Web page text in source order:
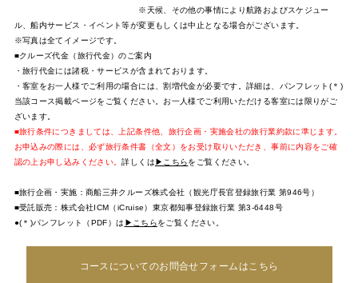
※天候、その他の事情により航路およびスケジュー
ル、船内サービス・イベント等が変更もしくは中止となる場合がございます。
※写真は全てイメージです。
■クルーズ代金（旅行代金）のご案内
・旅行代金には諸税・サービスが含まれております。
・客室をお一人様でご利用の場合には、割増代金が必要です。詳細は、パンフレット(＊)
当該コース掲載ページをご覧ください。お一人様でご利用いただける客室には限りがご
ざいます。
■旅行条件につきましては、上記条件他、旅行企画・実施会社の旅行業約款に準じます。
お申込みの際には、必ず旅行条件書（全文）をお受け取りいただき、事前に内容をご確
認の上お申し込みください。詳しくは▶こちらをご覧ください。
■旅行企画・実施：商船三井クルーズ株式会社（観光庁長官登録旅行業 第946号）
■受託販売：株式会社ICM（iCruise）東京都知事登録旅行業 第3-6448号
●(＊)パンフレット（PDF）は ▶こちらをご覧ください。
コースについてのお問合せフォームはこちら